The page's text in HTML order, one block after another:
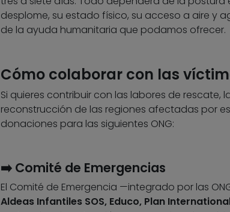
desplome, su estado físico, su acceso a aire y
de la ayuda humanitaria que podamos ofrecer.
Cómo colaborar con las
Si quieres contribuir con las labores de
reconstrucción de las regiones afectadas por
donaciones para las siguientes ONG:
➡️ Comité de Emergencias
El Comité de Emergencia —integrado por las
Aldeas Infantiles SOS, Educo, Plan